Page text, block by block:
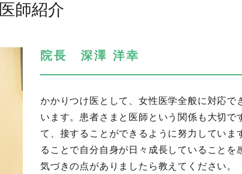
医師紹介
院長 深澤 洋幸
かかりつけ医として、女性医学全般に対応で
います。患者さまと医師という関係も大切で
て、接することができるように努力していま
ることで自分自身が日々成長していることを
気づきの点がありましたら教えてください。